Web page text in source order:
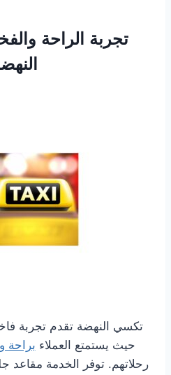
تجربة الراحة
تكسي النهضة تقدم تجربة
حيث يستمتع العملاء براحة
رحلاتهم. توفر الخدمة مقاعد